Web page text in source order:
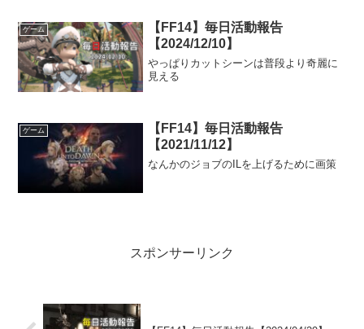
ゲーム
【FF14】毎日活動報告
【2024/12/10】
やっぱりカットシーンは普段より奇麗に
見える
ゲーム
【FF14】毎日活動報告
【2021/11/12】
なんかのジョブのILを上げるために画策
スポンサーリンク